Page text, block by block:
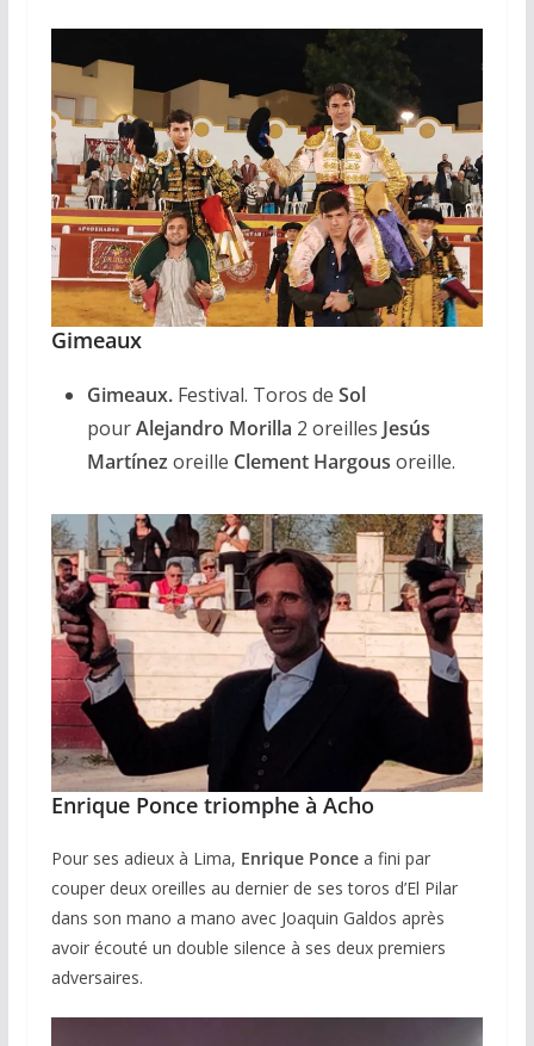
Gimeaux
Gimeaux.Festival. Toros de Sol
pourAlejandro Morilla 2 oreilles Jesús
Martínez oreille Clement Hargous oreille.
Enrique Ponce triomphe à Acho
Pour ses adieux à Lima, Enrique Poncea fini par
couper deux oreilles au dernier de ses toros d’El Pilar
dans son mano a mano avec Joaquin Galdos après
avoir écouté un double silence à ses deux premiers
adversaires.